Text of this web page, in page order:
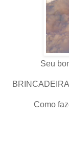
Seu
Como